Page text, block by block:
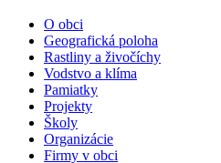
O obci
Geografická poloha
Rastliny a živočíchy
Vodstvo a klíma
Pamiatky
Projekty
Školy
Organizácie
Firmy v obci